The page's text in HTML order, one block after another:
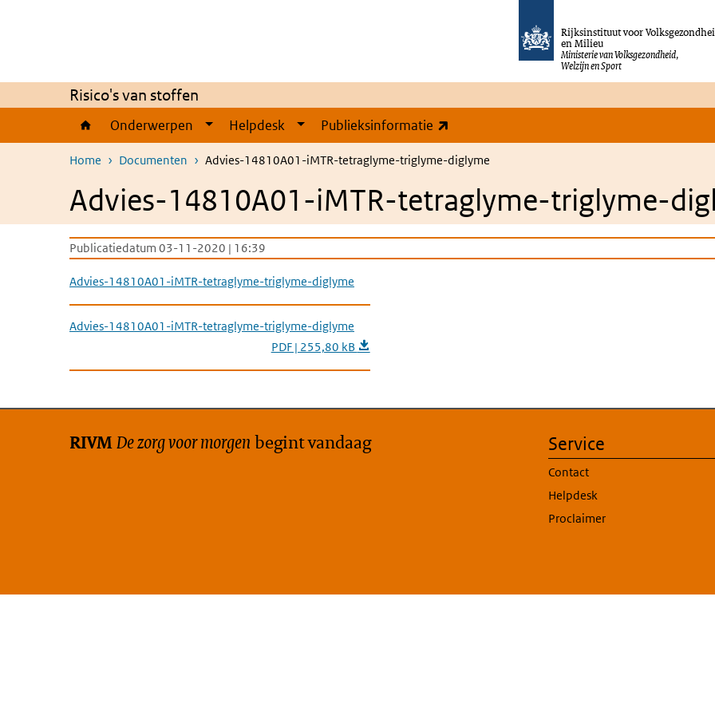
Rijksinstituut voor
en Milieu
Ministerie van Volksgezondheid,
Welzijn en Sport
Risico's van stoffen
Onderwerpen Helpdesk Publieksinformatie
Home Documenten Advies-14810A01-iMTR-tetraglyme-triglyme-diglyme
Advies-14810A01-iMTR-tetraglyme-triglyme-
Publicatiedatum 03-11-2020 | 16:39
Advies-14810A01-iMTR-tetraglyme-triglyme-diglyme
Advies-14810A01-iMTR-tetraglyme-triglyme-diglyme
PDF | 255,80 kB
RIVMDe zorg voor morgen begint vandaag Service
Contact
Helpdesk
Proclaimer